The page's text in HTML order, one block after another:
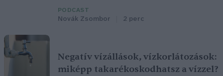
PODCAST
Novák Zsombor 2 perc
Negatív vízállások, vízkorlátozások:
miképp takarékoskodhatsz a vízzel?